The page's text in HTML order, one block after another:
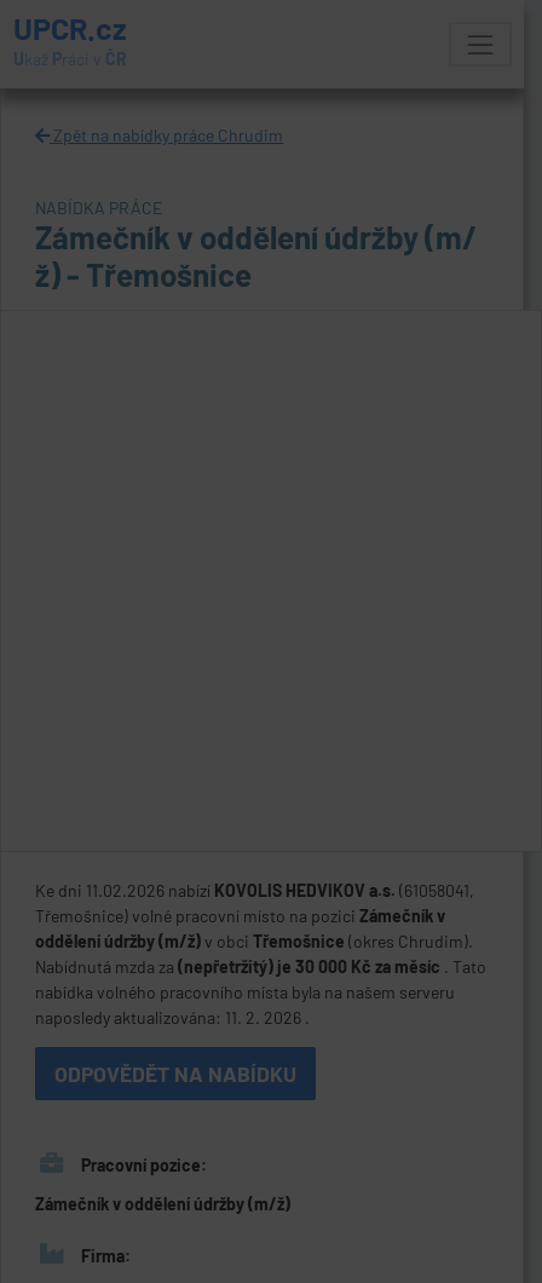
UPCR.cz
U kaž Práci v ČR
Zpět na nabídky práce Chrudim
NABÍDKA PRÁCE
Zámečník v oddělení údržby (m/
ž) - Třemošnice
Ke dni 11.02.2026 nabízí KOVOLIS HEDVIKOV a.s. (61058041,
Třemošnice) volné pracovní místo na pozici Zámečník v
oddělení údržby (m/ž) v obci Třemošnice (okres Chrudim).
Nabídnutá mzda za (nepřetržitý) je 30 000 Kč za měsíc . Tato
nabídka volného pracovního místa byla na našem serveru
naposledy aktualizována: 11. 2. 2026 .
ODPOVĚDĚT NA NABÍDKU
Pracovní pozice:
Zámečník v oddělení údržby (m/ž)
Firma: